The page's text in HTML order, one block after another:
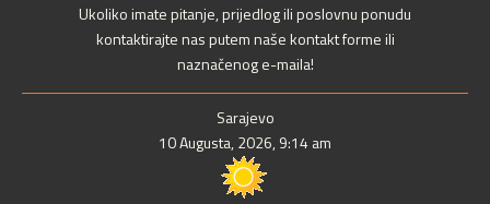
Ukoliko imate pitanje, prijedlog ili poslovnu ponudu
kontaktirajte nas putem naše kontakt forme ili
naznačenog e-maila!
Sarajevo
10 Augusta, 2026, 9:14 am